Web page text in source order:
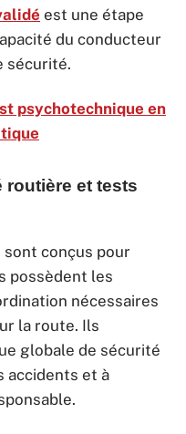
est une étape
du conducteur
sécurité.
psychotechnique en
routière et tests
conçus pour
possèdent les
nécessaires
la route. Ils
globale de sécurité
accidents et à